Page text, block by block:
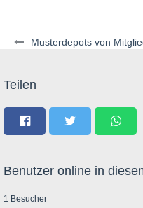
Musterdepots von
Teilen
Benutzer online in
1 Besucher